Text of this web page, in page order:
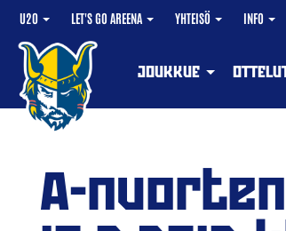
U20 LET'S GO AREENA YHTEISÖ INFO
JOUKKUE
A-